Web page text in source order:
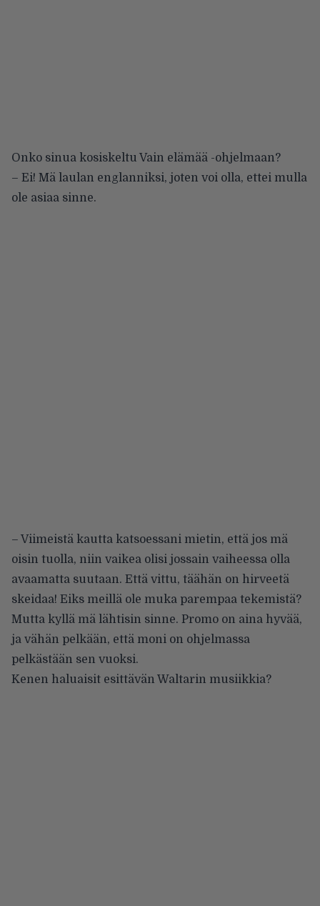
Onko sinua kosiskeltu Vain elämää -ohjelmaan?
– Ei! Mä laulan englanniksi, joten voi olla, ettei mulla
ole asiaa sinne.
– Viimeistä kautta katsoessani mietin, että jos mä
oisin tuolla, niin vaikea olisi jossain vaiheessa olla
avaamatta suutaan. Että vittu, täähän on hirveetä
skeidaa! Eiks meillä ole muka parempaa tekemistä?
Mutta kyllä mä lähtisin sinne. Promo on aina hyvää,
ja vähän pelkään, että moni on ohjelmassa
pelkästään sen vuoksi.
Kenen haluaisit esittävän Waltarin musiikkia?